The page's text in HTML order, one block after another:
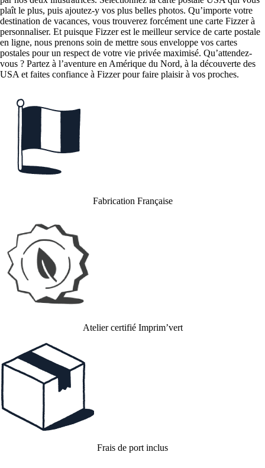
plaît le plus, puis ajoutez-y vos plus belles photos. Qu’importe votre
destination de vacances, vous trouverez forcément une carte Fizzer à
personnaliser. Et puisque Fizzer est le meilleur service de carte postale
en ligne, nous prenons soin de mettre sous enveloppe vos cartes
postales pour un respect de votre vie privée maximisé. Qu’attendez-
vous ? Partez à l’aventure en Amérique du Nord, à la découverte des
USA et faites confiance à Fizzer pour faire plaisir à vos proches.
Fabrication Française
Atelier certifié Imprim’vert
Frais de port inclus